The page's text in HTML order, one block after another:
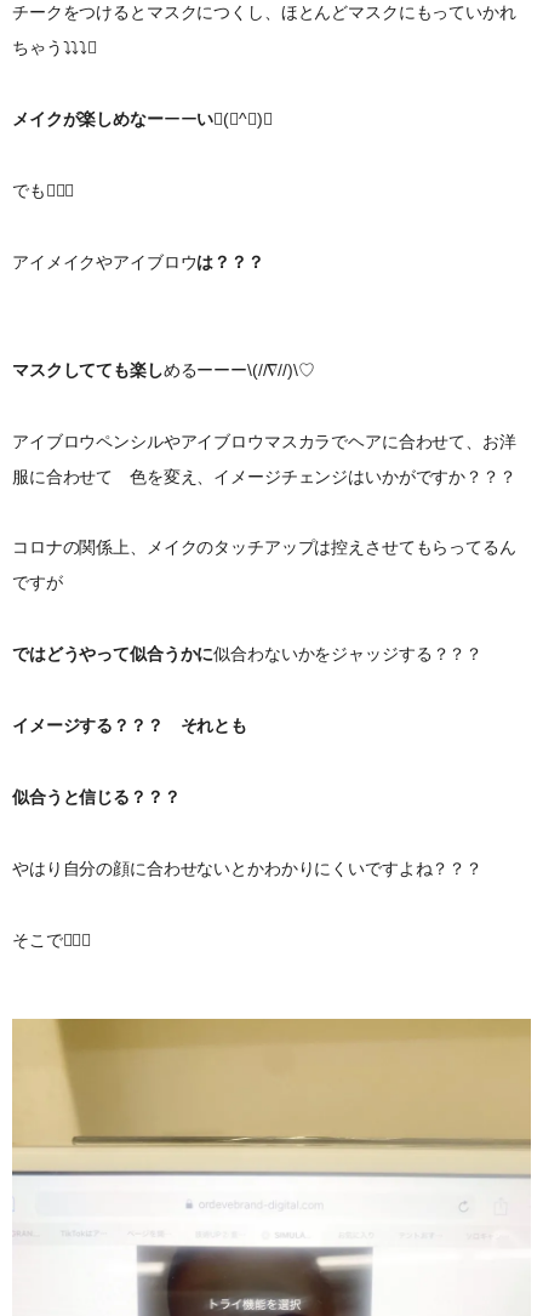
チークをつけるとマスクにつくし、ほとんどマスクにもっていかれ
ちゃう⤵︎⤵︎⤵︎
メイクが楽しめなーーーい(￣^￣)
でも
アイメイクやアイブロウは？？？
マスクしてても楽しめるーーー\(//∇//)\♡
アイブロウペンシルやアイブロウマスカラでヘアに合わせて、お洋
服に合わせて 色を変え、イメージチェンジはいかがですか？？？
コロナの関係上、メイクのタッチアップは控えさせてもらってるん
ですが
ではどうやって似合うかに似合わないかをジャッジする？？？
イメージする？？？ それとも
似合うと信じる？？？
やはり自分の顔に合わせないとかわかりにくいですよね？？？
そこで